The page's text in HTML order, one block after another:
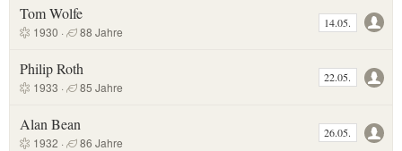
Tom Wolfe
1930 · 88 Jahre
14.05.
Philip Roth
1933 · 85 Jahre
22.05.
Alan Bean
1932 · 86 Jahre
26.05.